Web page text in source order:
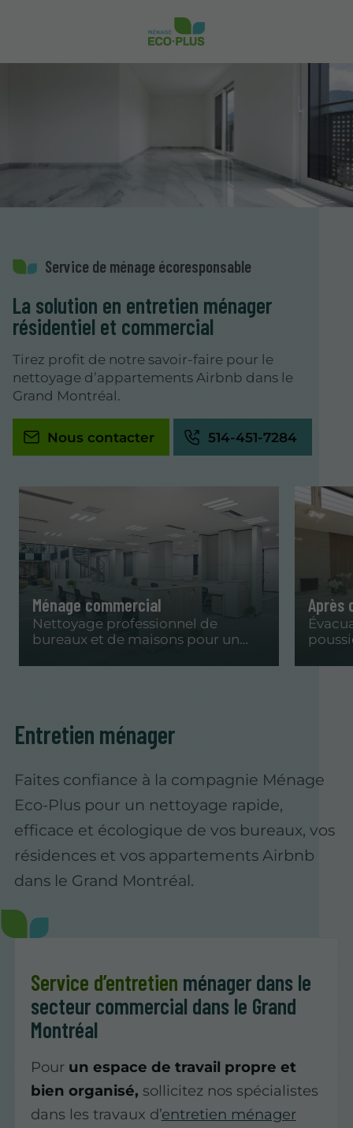
Service de ménage écoresponsable
La solution en entretien ménager
résidentiel et commercial
Tirez profit de notre savoir-faire pour le
nettoyage d’appartements Airbnb dans le
Grand Montréal.
Nous contacter 514-451-7284
Ménage commercial
Nettoyage professionnel de
bureaux et de maisons pour un
Après
Entretien ménager
Faites confiance à la compagnie Ménage
Eco-Plus pour un nettoyage rapide,
efficace et écologique de vos bureaux, vos
résidences et vos appartements Airbnb
dans le Grand Montréal.
Service d’entretien ménager dans le
secteur commercial dans le Grand
Montréal
Pour un espace de travail propre et
bien organisé, sollicitez nos spécialistes
dans les travaux d’entretien ménager